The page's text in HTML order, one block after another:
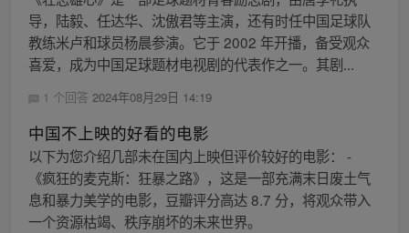
导，陆毅、任达华、沈傲君等主演，还有时任中国足球队
教练米卢和球员杨晨参演。它于 2002 年开播，备受观众
喜爱，成为中国足球题材电视剧的代表作之一。其剧...
1 个回答 2024年08月29日 14:19
中国不上映的好看的电影
以下为您介绍几部未在国内上映但评价较好的电影： -
《疯狂的麦克斯：狂暴之路》，这是一部充满末日废土气
息和暴力美学的电影，豆瓣评分高达 8.7 分，将观众带入
一个资源枯竭、秩序崩坏的未来世界。